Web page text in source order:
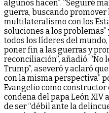
algunos hacen”. “Seguiré
guerra, buscando promover
multilateralismo con los
soluciones a los
todos los líderes del
poner fin a las guerras y
reconciliación”, añadió. “No
Trump”, aseveró y aclaró
con la misma perspectiva”
Evangelio como constructor
condena del papa León XIV
de ser “débil ante la